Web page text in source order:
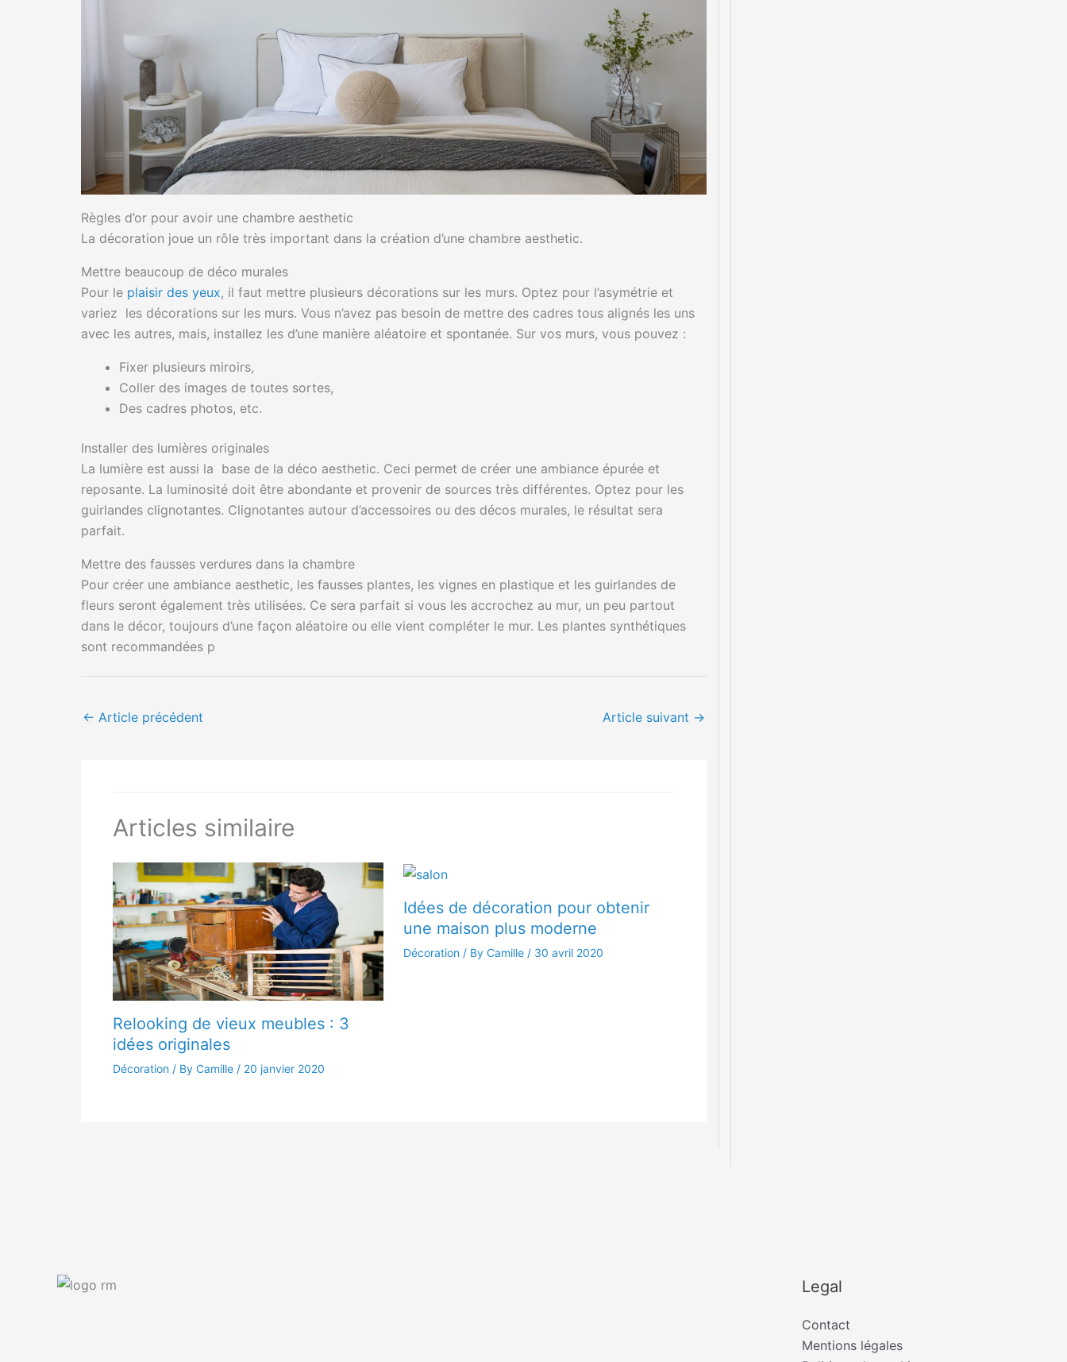
Règles d’or pour avoir une chambre aesthetic
La décoration joue un rôle très important dans la création d’une chambre aesthetic.
Mettre beaucoup de déco murales
Pour le plaisir des yeux, il faut mettre plusieurs décorations sur les murs. Optez pour l’asymétrie et
variez les décorations sur les murs. Vous n’avez pas besoin de mettre des cadres tous alignés les uns
avec les autres, mais, installez les d’une manière aléatoire et spontanée. Sur vos murs, vous pouvez :
Fixer plusieurs miroirs,
Coller des images de toutes sortes,
Des cadres photos, etc.
Installer des lumières originales
La lumière est aussi la base de la déco aesthetic. Ceci permet de créer une ambiance épurée et
reposante. La luminosité doit être abondante et provenir de sources très différentes. Optez pour les
guirlandes clignotantes. Clignotantes autour d’accessoires ou des décos murales, le résultat sera
parfait.
Mettre des fausses verdures dans la chambre
Pour créer une ambiance aesthetic, les fausses plantes, les vignes en plastique et les guirlandes de
fleurs seront également très utilisées. Ce sera parfait si vous les accrochez au mur, un peu partout
dans le décor, toujours d’une façon aléatoire ou elle vient compléter le mur. Les plantes synthétiques
sont recommandées p
← Article précédent Article suivant →
Articles similaire
Relooking de vieux meubles : 3
idées originales
Décoration / By Camille / 20 janvier 2020
Idées de décoration pour obtenir
une maison plus moderne
Décoration / By Camille / 30 avril 2020
Legal
Contact
Mentions légales